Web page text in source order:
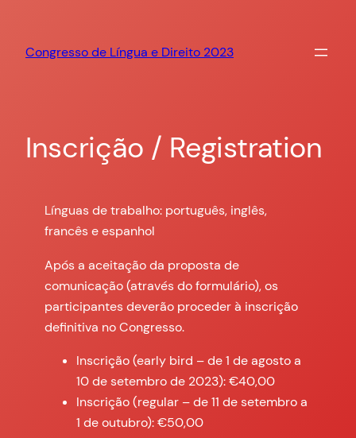
Congresso de Língua e Direito 2023
Inscrição / Registration
Línguas de trabalho: português, inglês,
francês e espanhol
Após a aceitação da proposta de
comunicação (através do formulário), os
participantes deverão proceder à inscrição
definitiva no Congresso.
Inscrição (early bird – de 1 de agosto a
10 de setembro de 2023): €40,00
Inscrição (regular – de 11 de setembro a
1 de outubro): €50,00